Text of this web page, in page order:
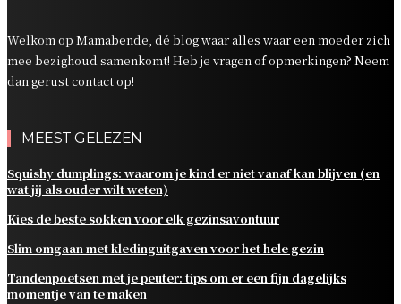
Welkom op Mamabende, dé blog waar alles waar een moeder zich
mee bezighoud samenkomt! Heb je vragen of opmerkingen? Neem
dan gerust contact op!
MEEST GELEZEN
Squishy dumplings: waarom je kind er niet vanaf kan blijven (en
wat jij als ouder wilt weten)
Kies de beste sokken voor elk gezinsavontuur
Slim omgaan met kledinguitgaven voor het hele gezin
Tandenpoetsen met je peuter: tips om er een fijn dagelijks
momentje van te maken